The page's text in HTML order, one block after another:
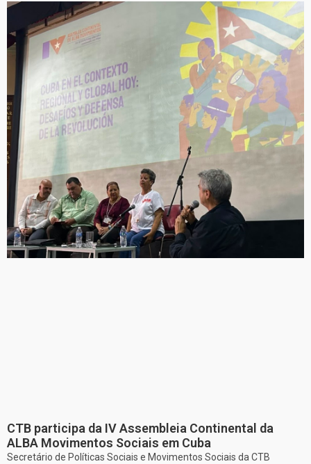
CTB participa da IV Assembleia Continental da
ALBA Movimentos Sociais em Cuba
Secretário de Políticas Sociais e Movimentos Sociais da CTB